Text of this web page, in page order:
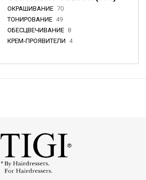
ОКРАШИВАНИЕ 70
ТОНИРОВАНИЕ 49
ОБЕСЦВЕЧИВАНИЕ 8
КРЕМ-ПРОЯВИТЕЛИ 4